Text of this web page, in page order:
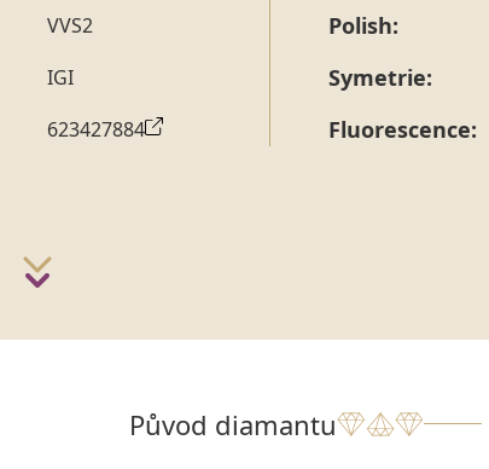
VVS2
IGI
623427884
Polish:
Symetrie:
Fluorescence:
Původ diamantu